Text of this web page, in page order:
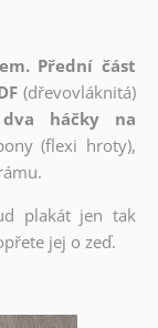
Přední část
(dřevovláknitá)
háčky na
(flexi hroty),
plakát jen tak
jej o zeď.